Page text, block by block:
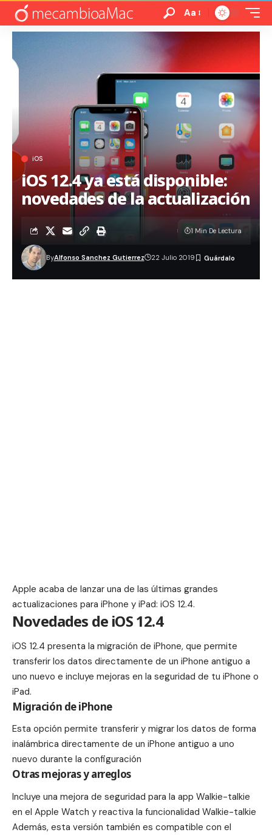
Aa
iOS
iOS 12.4 ya está disponible:
novedades de la actualización
ByAlfonso Sanchez Gutierrez 22 Julio 2019
1 Min De Lectura
Apple acaba de lanzar una de las últimas grandes
actualizaciones para iPhone y iPad: iOS 12.4.
Novedades de iOS 12.4
iOS 12.4 presenta la migración de iPhone, que permite
transferir los datos directamente de un iPhone antiguo a
uno nuevo e incluye mejoras en la seguridad de tu iPhone o
iPad.
Migración de iPhone
Esta opción permite transferir y migrar los datos de forma
inalámbrica directamente de un iPhone antiguo a uno
nuevo durante la configuración
Otras mejoras y arreglos
Incluye una mejora de seguridad para la app Walkie-talkie
en el Apple Watch y reactiva la funcionalidad Walkie-talkie
Además, esta versión también es compatible con el